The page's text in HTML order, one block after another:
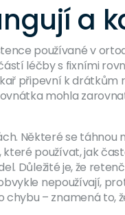
a
používané v
léčby s fixními
připevní k
mohla
Některé se táhnou
používat, jak
Důležité je, že
nepoužívají,
– znamená to,